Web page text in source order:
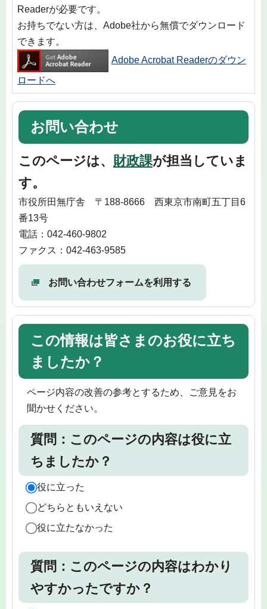
Readerが必要です。
お持ちでない方は、Adobe社から無償でダウンロード
できます。
Adobe Acrobat Readerのダウン
ロードへ
お問い合わせ
このページは、 財政課が担当していま
す。
市役所田無庁舎 〒188-8666 西東京市南町五丁目6
番13号
電話：042-460-9802
ファクス：042-463-9585
お問い合わせフォームを利用する
この情報は皆さまのお役に立ち
ましたか？
ページ内容の改善の参考とするため、ご意見をお
聞かせください。
質問：このページの内容は役に立
ちましたか？
役に立った
どちらともいえない
役に立たなかった
質問：このページの内容はわかり
やすかったですか？